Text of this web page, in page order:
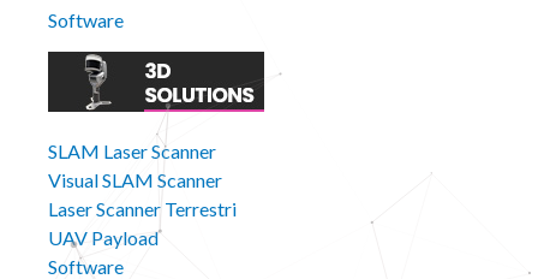
Software
SLAM Laser Scanner
Visual SLAM Scanner
Laser Scanner Terrestri
UAV Payload
Software